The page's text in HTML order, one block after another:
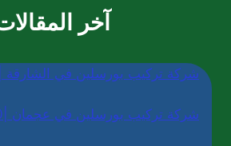
آخر
شركة تركيب بورسلين في الشارقة |0565405680
شركة تركيب بورسلين في عجمان |0565405680